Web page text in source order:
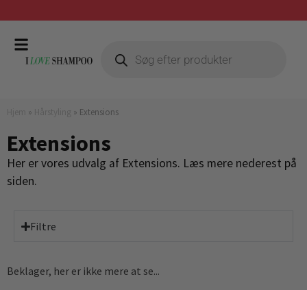
» » Extensions
Extensions
Her er vores udvalg af Extensions. Læs mere nederest på
siden.
Filtre
Beklager, her er ikke mere at se...